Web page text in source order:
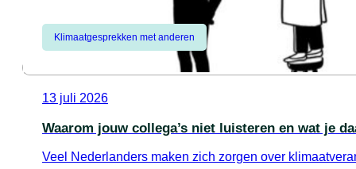
Klimaatgesprekken met anderen
13 juli 2026
Waarom jouw collega’s niet luisteren en wat je
Veel Nederlanders maken zich zorgen over